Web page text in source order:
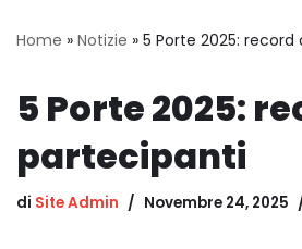
Home » Notizie » 5 Porte 2025:
5 Porte 2025:
partecipanti
di Site Admin Novembre 24, 2025